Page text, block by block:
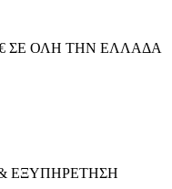
ΣΕ ΟΛΗ ΤΗΝ ΕΛΛΑΔΑ
ΕΞΥΠΗΡΕΤΗΣΗ